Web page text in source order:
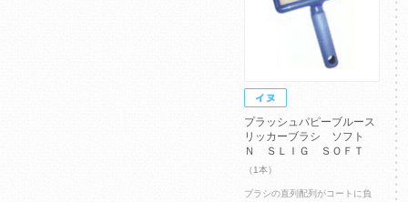
プラッシュパピーブルース
リッカーブラシ ソフト
Ｎ ＳＬＩＧ ＳＯＦＴ
（1本）
ブラシの直列配列がコートに負